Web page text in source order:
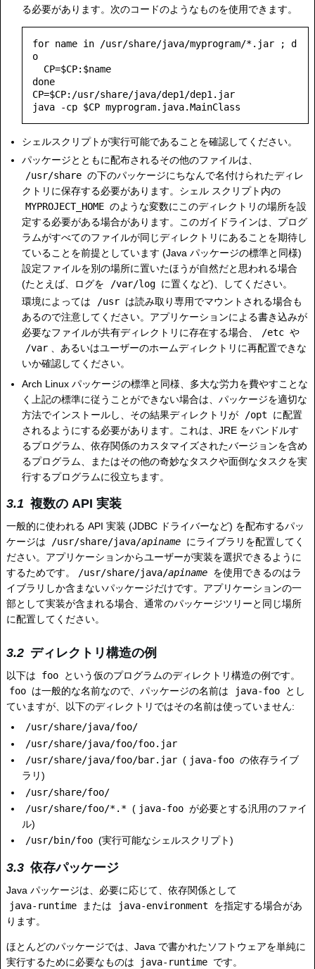
る必要があります。次のコードのようなものを使用できます。
for name in /usr/share/java/myprogram/*.jar ; d
o
done
CP=$CP:/usr/share/java/dep1/dep1.jar
java -cp $CP myprogram.java.MainClass
シェルスクリプトが実行可能であることを確認してください。
パッケージとともに配布されるその他のファイルは、
/usr/share の下のパッケージにちなんで名付けられたディレ
クトリに保存する必要があります。シェル スクリプト内の
MYPROJECT_HOME のような変数にこのディレクトリの場所を設
定する必要がある場合があります。このガイドラインは、プログ
ラムがすべてのファイルが同じディレクトリにあることを期待し
ていることを前提としています (Java パッケージの標準と同様)
設定ファイルを別の場所に置いたほうが自然だと思われる場合
(たとえば、ログを
/var/log に置くなど)、してください。
環境によっては
/usr は読み取り専用でマウントされる場合も
あるので注意してください。アプリケーションによる書き込みが
必要なファイルが共有ディレクトリに存在する場合、
/etc や
/var
、あるいはユーザーのホームディレクトリに再配置できな
いか確認してください。
Arch Linux パッケージの標準と同様、多大な労力を費やすことな
く上記の標準に従うことができない場合は、パッケージを適切な
方法でインストールし、その結果ディレクトリが
/opt
に配置
されるようにする必要があります。これは、JRE をバンドルす
るプログラム、依存関係のカスタマイズされたバージョンを含め
るプログラム、またはその他の奇妙なタスクや面倒なタスクを実
行するプログラムに役立ちます。
複数の API 実装
一般的に使われる API 実装 (JDBC ドライバーなど) を配布するパッ
ケージは
/usr/share/java/apiname にライブラリを配置してく
ださい。アプリケーションからユーザーが実装を選択できるように
するためです。
/usr/share/java/apiname を使用できるのはラ
イブラリしか含まないパッケージだけです。アプリケーションの一
部として実装が含まれる場合、通常のパッケージツリーと同じ場所
に配置してください。
ディレクトリ構造の例
以下は foo
という仮のプログラムのディレクトリ構造の例です。
foo は一般的な名前なので、パッケージの名前は java-foo
とし
ていますが、以下のディレクトリではその名前は使っていません:
/usr/share/java/foo/
/usr/share/java/foo/foo.jar
/usr/share/java/foo/bar.jar ( java-foo の依存ライブ
ラリ)
/usr/share/foo/
/usr/share/foo/*.* ( java-foo が必要とする汎用のファイ
ル)
/usr/bin/foo (実行可能なシェルスクリプト)
依存パッケージ
Java パッケージは、必要に応じて、依存関係として
java-runtime
または java-environment
を指定する場合があ
ります。
ほとんどのパッケージでは、Java で書かれたソフトウェアを単純に
実行するために必要なものは
java-runtime です。